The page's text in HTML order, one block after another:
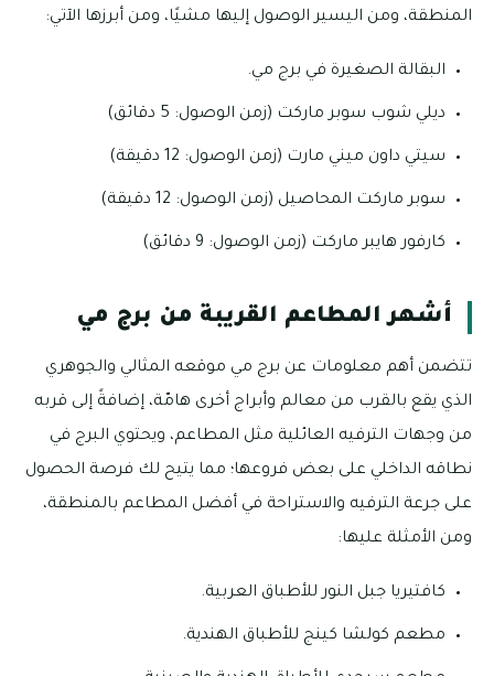
المنطقة، ومن اليسير الوصول إليها مشيًا، ومن أبرزها الآتي:
البقالة الصغيرة في برج مي.
ديلي شوب سوبر ماركت (زمن الوصول: 5 دقائق)
سيتي داون ميني مارت (زمن الوصول: 12 دقيقة)
سوبر ماركت المحاصيل (زمن الوصول: 12 دقيقة)
كارفور هايبر ماركت (زمن الوصول: 9 دقائق)
أشهر المطاعم القريبة من برج مي
تتضمن أهم معلومات عن برج مي موقعه المثالي والجوهري
الذي يقع بالقرب من معالم وأبراج أخرى هامّة، إضافةً إلى قربه
من وجهات الترفيه العائلية مثل المطاعم، ويحتوي البرج في
نطاقه الداخلي على بعض فروعها؛ مما يتيح لك فرصة الحصول
على جرعة الترفيه والاستراحة في أفضل المطاعم بالمنطقة،
ومن الأمثلة عليها:
كافتيريا جبل النور للأطباق العربية.
مطعم كولشا كينج للأطباق الهندية.